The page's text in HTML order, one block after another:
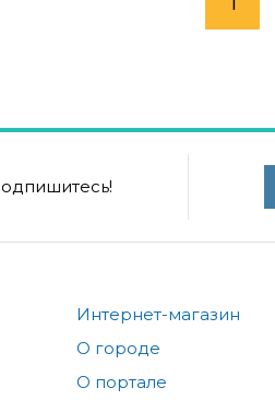
Интернет-магазин
О городе
О портале